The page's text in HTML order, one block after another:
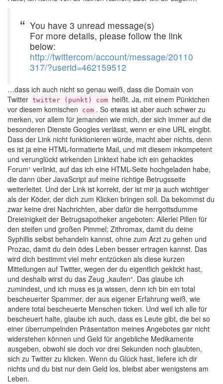
You have 3 unread message(s)
For more details, please follow the link
below:
http://twittercom/account/message/20110
317/?userid=462159512
…dass ich auch nicht so genau weiß, dass die Domain von
Twitter twitter (punkt) com heißt. Ja, mit einem Pünktchen
vor diesem komischen
com . So etwas ist aber auch schwer zu
merken, vor allem für jemanden wie mich, der sich immer auf die
besonderen Dienste Googles verlässt, wenn er eine URL eingibt.
Dass der Link nicht funktionieren würde, macht aber nichts, denn
es ist ja eine HTML-formatierte Mail, und mit diesem inkompetent
und verunglückt wirkenden Linktext habe ich ein gehacktes
Forum¹ verlinkt, auf das ich eine HTML-Seite hochgeladen habe,
die dann über JavaScript auf meine richtige Betrugsseite
weiterleitet. Und der Link ist korrekt, der ist mir ja auch wichtiger
als der Köder, der dich zum Klicken bringen soll. Da bekommst du
zwar keine drei Nachrichten, aber dafür die herrgottsdumme
Dreieinigkeit der Betrugsapotheker angeboten: Allerlei Pillen für
den steifen und großen Pimmel; Zithromax, damit du deine
Syphillis selbst behandeln kannst, ohne zum Arzt zu gehen und
Prozac, damit du dein ödes Leben besser ertragen kannst. Das
wird dich bestimmt viel mehr entzücken als diese kurzen
Mitteilungen auf Twitter, wegen der du eigentlich geklickt hast,
und deshalb wirst du das Zeug „kaufen“. Das glaube ich
zumindest, und ich muss es ja wissen, denn ich bin ein total
bescheuerter Spammer, der aus eigener Erfahrung weiß, wie
andere total bescheuerte Menschen ticken. Und weil ich alle für
bescheuert halte, glaube ich auch, dass es Leute gibt, die bei so
einer überrumpelnden Präsentation meines Angebotes gar nicht
widerstehen können und Geld für angebliche Medikamente
ausgeben, obwohl sie doch vor drei Sekunden noch glaubten,
sich zu Twitter zu klicken. Wenn du Glück hast, liefere ich dir
nichts und du bist nur dein Geld los, bleibst aber wenigstens am
Leben.